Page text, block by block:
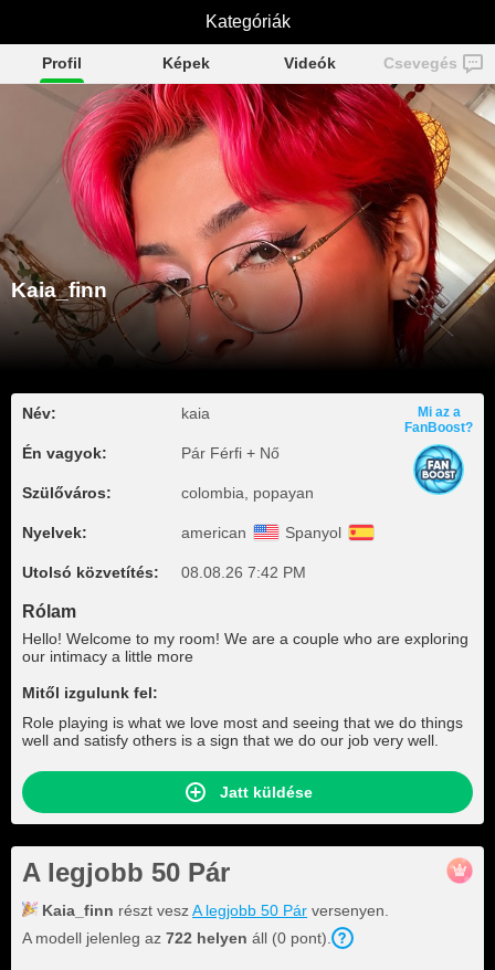
Kaia_finn
Profil Képek Videók Csevegés
Kaia_finn
Név: kaia
Én vagyok: Pár Férfi + Nő
Szülőváros: colombia, popayan
Nyelvek: american Spanyol
Utolsó közvetítés: 08.08.26 7:42 PM
Mi az a
FanBoost?
Rólam
Hello! Welcome to my room! We are a couple who are exploring
our intimacy a little more
Mitől izgulunk fel:
Role playing is what we love most and seeing that we do things
well and satisfy others is a sign that we do our job very well.
Jatt küldése
A legjobb 50 Pár
Kaia_finn részt veszA legjobb 50 Pár versenyen.
A modell jelenleg az 722 helyen áll (0 pont).
Kategóriák